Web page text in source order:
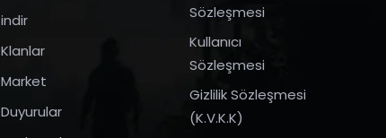
indir
Klanlar
Market
Duyurular
Sözleşmesi
Kullanıcı
Sözleşmesi
Gizlilik Sözleşmesi
(K.V.K.K)